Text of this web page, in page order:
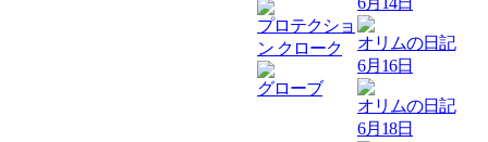
プロテクショ
ン クローク
グローブ
オリムの日記
6月16日
オリムの日記
6月18日